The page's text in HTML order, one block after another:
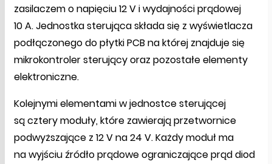
zasilaczem o napięciu 12 V i wydajności prądowej
10 A. Jednostka sterująca składa się z wyświetlacza
podłączonego do płytki PCB na której znajduje się
mikrokontroler sterujący oraz pozostałe elementy
elektroniczne.
Kolejnymi elementami w jednostce sterującej
są cztery moduły, które zawierają przetwornice
podwyższające z 12 V na 24 V. Każdy moduł ma
na wyjściu źródło prądowe ograniczające prąd diod